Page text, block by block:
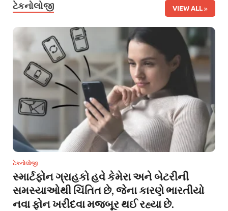
ટેકનોલોજી VIEW ALL
ટેકનોલોજી
સ્માર્ટફોન ગ્રાહકો હવે કેમેરા અને બેટરીની
સમસ્યાઓથી ચિંતિત છે, જેના કારણે ભારતીયો
નવા ફોન ખરીદવા મજબૂર થઈ રહ્યા છે.